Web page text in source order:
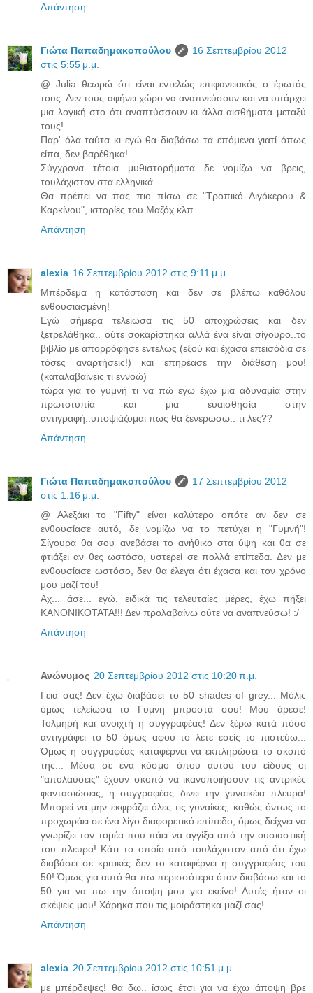
Απάντηση
Γιώτα Παπαδημακοπούλου
16 Σεπτεμβρίου 2012
στις 5:55 μ.μ.
@ Julia θεωρώ ότι είναι εντελώς επιφανειακός ο έρωτάς
τους. Δεν τους αφήνει χώρο να αναπνεύσουν και να υπάρχει
μια λογική στο ότι αναπτύσσουν κι άλλα αισθήματα μεταξύ
τους!
Παρ' όλα ταύτα κι εγώ θα διαβάσω τα επόμενα γιατί όπως
είπα, δεν βαρέθηκα!
Σύγχρονα τέτοια μυθιστορήματα δε νομίζω να βρεις,
τουλάχιστον στα ελληνικά.
Θα πρέπει να πας πιο πίσω σε "Τροπικό Αιγόκερου &
Καρκίνου", ιστορίες του Μαζόχ κλπ.
Απάντηση
alexia 16 Σεπτεμβρίου 2012 στις 9:11 μ.μ.
Μπέρδεμα η κατάσταση και δεν σε βλέπω καθόλου
ενθουσιασμένη!
Εγώ σήμερα τελείωσα τις 50 αποχρώσεις και δεν
ξετρελάθηκα.. ούτε σοκαρίστηκα αλλά ένα είναι σίγουρο..το
βιβλίο με απορρόφησε εντελώς (εξού και έχασα επεισόδια σε
τόσες αναρτήσεις!) και επηρέασε την διάθεση μου!
(καταλαβαίνεις τι εννοώ)
τώρα για το γυμνή τι να πώ εγώ έχω μια αδυναμία στην
πρωτοτυπία και μια ευαισθησία στην
αντιγραφή..υποψιάζομαι πως θα ξενερώσω.. τι λες??
Απάντηση
Γιώτα Παπαδημακοπούλου
17 Σεπτεμβρίου 2012
στις 1:16 μ.μ.
@ Αλεξάκι το "Fifty" είναι καλύτερο οπότε αν δεν σε
ενθουσίασε αυτό, δε νομίζω να το πετύχει η "Γυμνή"!
Σίγουρα θα σου ανεβάσει το ανήθικο στα ύψη και θα σε
φτιάξει αν θες ωστόσο, υστερεί σε πολλά επίπεδα. Δεν με
ενθουσίασε ωστόσο, δεν θα έλεγα ότι έχασα και τον χρόνο
μου μαζί του!
Αχ... άσε... εγώ, ειδικά τις τελευταίες μέρες, έχω πήξει
ΚΑΝΟΝΙΚΟΤΑΤΑ!!! Δεν προλαβαίνω ούτε να αναπνεύσω! :/
Απάντηση
Ανώνυμος 20 Σεπτεμβρίου 2012 στις 10:20 π.μ.
Γεια σας! Δεν έχω διαβάσει το 50 shades of grey... Μόλις
όμως τελείωσα το Γυμνη μπροστά σου! Μου άρεσε!
Τολμηρή και ανοιχτή η συγγραφέας! Δεν ξέρω κατά πόσο
αντιγράφει το 50 όμως αφου το λέτε εσείς το πιστεύω...
Όμως η συγγραφέας καταφέρνει να εκπληρώσει το σκοπό
της... Μέσα σε ένα κόσμο όπου αυτού του είδους οι
"απολαύσεις" έχουν σκοπό να ικανοποιήσουν τις αντρικές
φαντασιώσεις, η συγγραφέας δίνει την γυναικέια πλευρά!
Μπορεί να μην εκφράζει όλες τις γυναίκες, καθώς όντως το
προχωράει σε ένα λίγο διαφορετικό επίπεδο, όμως δείχνει να
γνωρίζει τον τομέα που πάει να αγγίξει από την ουσιαστική
του πλευρα! Κάτι το οποίο από τουλάχιστον από ότι έχω
διαβάσει σε κριτικές δεν το καταφέρνει η συγγραφέας του
50! Όμως για αυτό θα πω περισσότερα όταν διαβάσω και το
50 για να πω την άποψη μου για εκείνο! Αυτές ήταν οι
σκέψεις μου! Χάρηκα που τις μοιράστηκα μαζί σας!
Απάντηση
alexia 20 Σεπτεμβρίου 2012 στις 10:51 μ.μ.
με μπέρδεψες! θα δω.. ίσως έτσι για να έχω άποψη βρε